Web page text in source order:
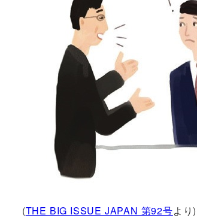
(THE BIG ISSUE JAPAN 第92号より)